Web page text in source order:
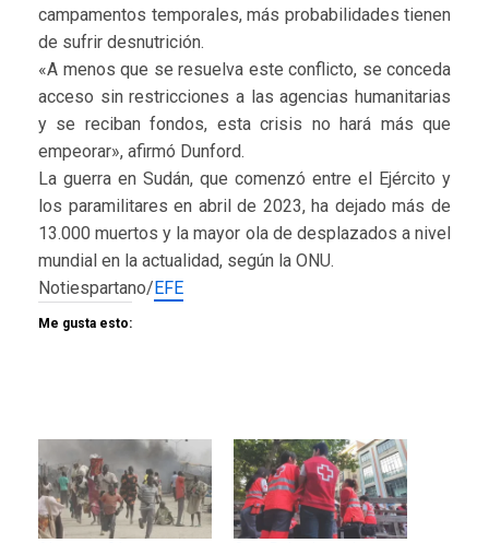
campamentos temporales, más probabilidades tienen
de sufrir desnutrición.
«A menos que se resuelva este conflicto, se conceda
acceso sin restricciones a las agencias humanitarias
y se reciban fondos, esta crisis no hará más que
empeorar», afirmó Dunford.
La guerra en Sudán, que comenzó entre el Ejército y
los paramilitares en abril de 2023, ha dejado más de
13.000 muertos y la mayor ola de desplazados a nivel
mundial en la actualidad, según la ONU.
Notiespartano/ EFE
Me gusta esto: